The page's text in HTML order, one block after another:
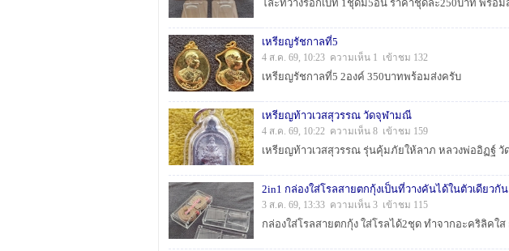
เหรียญรัชกาลที่5
4 ส.ค. 69, 10:23 ความเห็น 1 เข้าชม 132
เหรียญรัชกาลที่5 2องค์ 350บาทพร้อมส่งครับ
เหรียญท้าวเวสสุวรรณ วัดจุฬามณี
4 ส.ค. 69, 10:22 ความเห็น 8 เข้าชม 159
2in1 กล่องใส่โรลสายตกกุ้งเป็นที่วางคันได้ในตัวเดียวกัน
3 ส.ค. 69, 13:33 ความเห็น 3 เข้าชม 115